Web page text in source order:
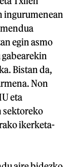
ingurumenean
egin asmo
Bistan da,
Non
eta
sektoreko
ikerketa-